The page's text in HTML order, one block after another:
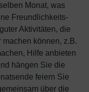
Monat, was
Freundlichkeits-
Aktivitäten, die
können, z.B.
Hilfe anbieten
hängen Sie die
feiern Sie
über die